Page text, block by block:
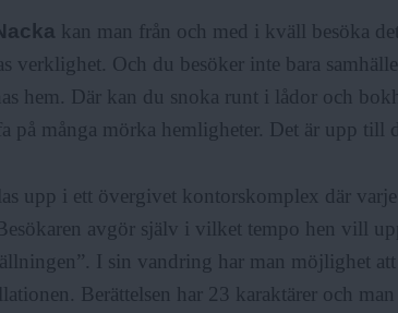
kan man från och med i kväll besöka
verklighet. Och du besöker inte bara
hem. Där kan du snoka runt i lådor och
på många mörka hemligheter. Det är upp till
upp i ett övergivet kontorskomplex där
avgör själv i vilket tempo hen vill
I sin vandring har man möjlighet
Berättelsen har 23 karaktärer och